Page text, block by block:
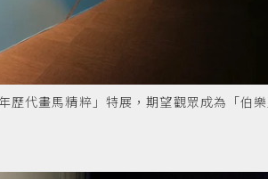
歷代畫馬精粹」特展，期望觀眾成為「伯